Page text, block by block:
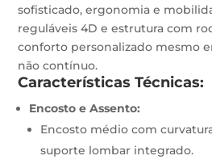
sofisticado, ergonomia e
reguláveis 4D e estrutura com
conforto personalizado mesmo
não contínuo.
Características Técnicas:
Encosto e Assento:
Encosto médio com
suporte lombar integrado.